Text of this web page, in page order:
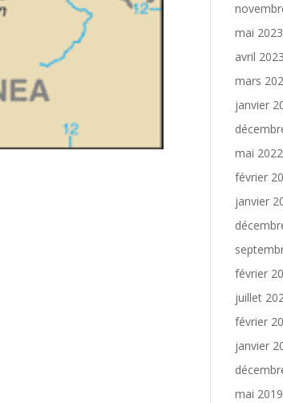
mai 2023
avril 2023
mars
janvier
mai 2022
février
janvier
février
juillet
février
janvier
mai 2019